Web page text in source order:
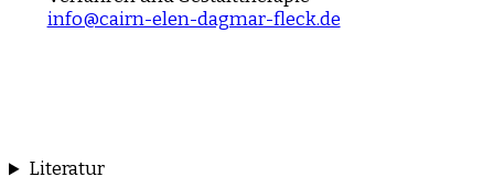
info@cairn-elen-dagmar-fleck.de
Literatur